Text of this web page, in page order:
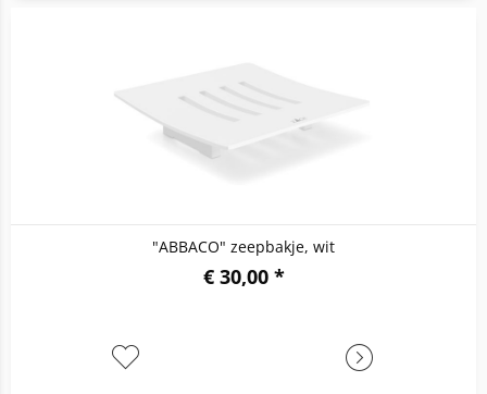
"ABBACO" zeepbakje, wit
€ 30,00 *